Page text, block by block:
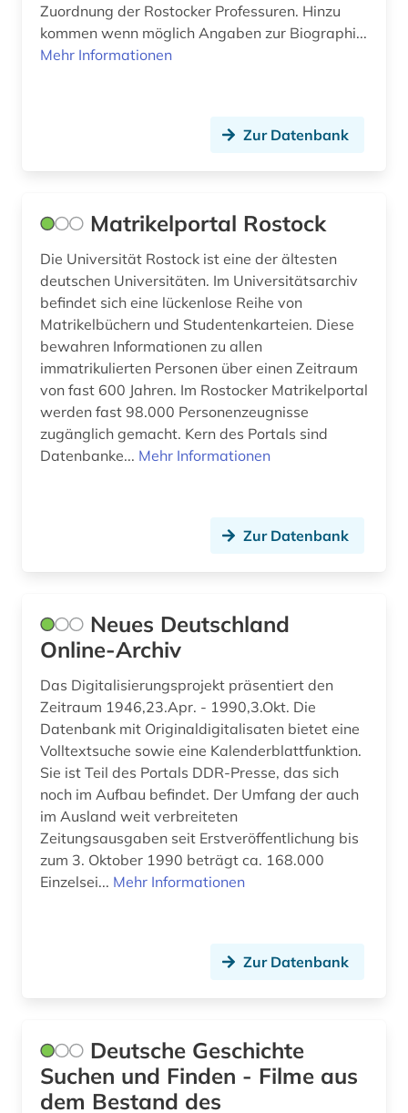
leipzig (1)
medien (1)
medienwissenschaft (1)
metadaten (1)
militär (1)
museumsbestand (1)
nachlass (1)
nachrichtentechnik (1)
neue zeit (zeitung, berlin 1945-1994) (1)
neues deutschland (zeitung) (1)
norm (1)
nürnberger prozess (1)
online-findbuch (1)
opposition (1)
oral history (2)
partei (1)
plakat (1)
politik (3)
Zuordnung der Rostocker Professuren. Hinzu
kommen wenn möglich Angaben zur Biographi...
Mehr Informationen
Zur Datenbank
Matrikelportal Rostock
Die Universität Rostock ist eine der ältesten
deutschen Universitäten. Im Universitätsarchiv
befindet sich eine lückenlose Reihe von
Matrikelbüchern und Studentenkarteien. Diese
bewahren Informationen zu allen
immatrikulierten Personen über einen Zeitraum
von fast 600 Jahren. Im Rostocker Matrikelportal
werden fast 98.000 Personenzeugnisse
zugänglich gemacht. Kern des Portals sind
Datenbanke... Mehr Informationen
Zur Datenbank
Neues Deutschland
Online-Archiv
Das Digitalisierungsprojekt präsentiert den
Zeitraum 1946,23.Apr. - 1990,3.Okt. Die
Datenbank mit Originaldigitalisaten bietet eine
Volltextsuche sowie eine Kalenderblattfunktion.
Sie ist Teil des Portals DDR-Presse, das sich
noch im Aufbau befindet. Der Umfang der auch
im Ausland weit verbreiteten
Zeitungsausgaben seit Erstveröffentlichung bis
zum 3. Oktober 1990 beträgt ca. 168.000
Einzelsei... Mehr Informationen
Zur Datenbank
Deutsche Geschichte
Suchen und Finden - Filme aus
dem Bestand des